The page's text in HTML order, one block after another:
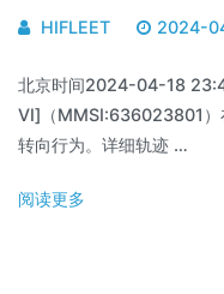
HIFLEET 2024-
北京时间2024-04-18
VI]（MMSI:636023801）
转向行为。详细轨迹 …
阅读更多